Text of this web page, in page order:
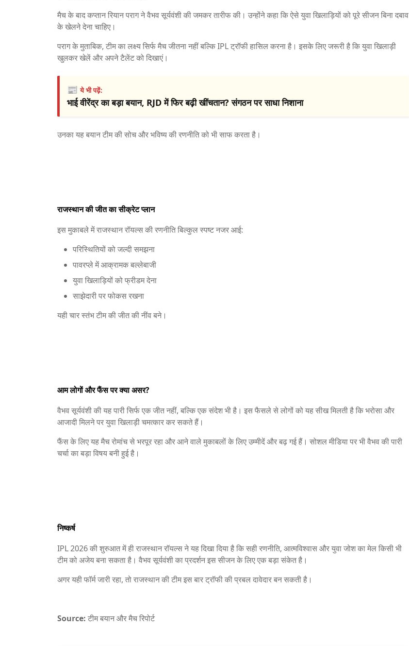
मैच के बाद कप्तान रियान पराग ने वैभव सूर्यवंशी की जमकर तारीफ की। उन्होंने कहा कि ऐसे युवा खिलाड़ियों को पूरे सीजन बिना दबाव
के खेलने देना चाहिए।
पराग के मुताबिक, टीम का लक्ष्य सिर्फ मैच जीतना नहीं बल्कि IPL ट्रॉफी हासिल करना है। इसके लिए जरूरी है कि युवा खिलाड़ी
खुलकर खेलें और अपने टैलेंट को दिखाएं।
📰ये भी पढ़ें:
भाई वीरेंद्र का बड़ा बयान, RJD में फिर बढ़ी खींचतान? संगठन पर साधा निशाना
उनका यह बयान टीम की सोच और भविष्य की रणनीति को भी साफ करता है।
राजस्थान की जीत का सीक्रेट प्लान
इस मुकाबले में राजस्थान रॉयल्स की रणनीति बिल्कुल स्पष्ट नजर आई:
परिस्थितियों को जल्दी समझना
पावरप्ले में आक्रामक बल्लेबाजी
युवा खिलाड़ियों को फ्रीडम देना
साझेदारी पर फोकस रखना
यही चार स्तंभ टीम की जीत की नींव बने।
आम लोगों और फैंस पर क्या असर?
वैभव सूर्यवंशी की यह पारी सिर्फ एक जीत नहीं, बल्कि एक संदेश भी है। इस फैसले से लोगों को यह सीख मिलती है कि भरोसा और
आजादी मिलने पर युवा खिलाड़ी चमत्कार कर सकते हैं।
फैंस के लिए यह मैच रोमांच से भरपूर रहा और आने वाले मुकाबलों के लिए उम्मीदें और बढ़ गई हैं। सोशल मीडिया पर भी वैभव की पारी
चर्चा का बड़ा विषय बनी हुई है।
निष्कर्ष
IPL 2026 की शुरुआत में ही राजस्थान रॉयल्स ने यह दिखा दिया है कि सही रणनीति, आत्मविश्वास और युवा जोश का मेल किसी भी
टीम को अजेय बना सकता है। वैभव सूर्यवंशी का प्रदर्शन इस सीजन के लिए एक बड़ा संकेत है।
अगर यही फॉर्म जारी रहा, तो राजस्थान की टीम इस बार ट्रॉफी की प्रबल दावेदार बन सकती है।
Source: टीम बयान और मैच रिपोर्ट